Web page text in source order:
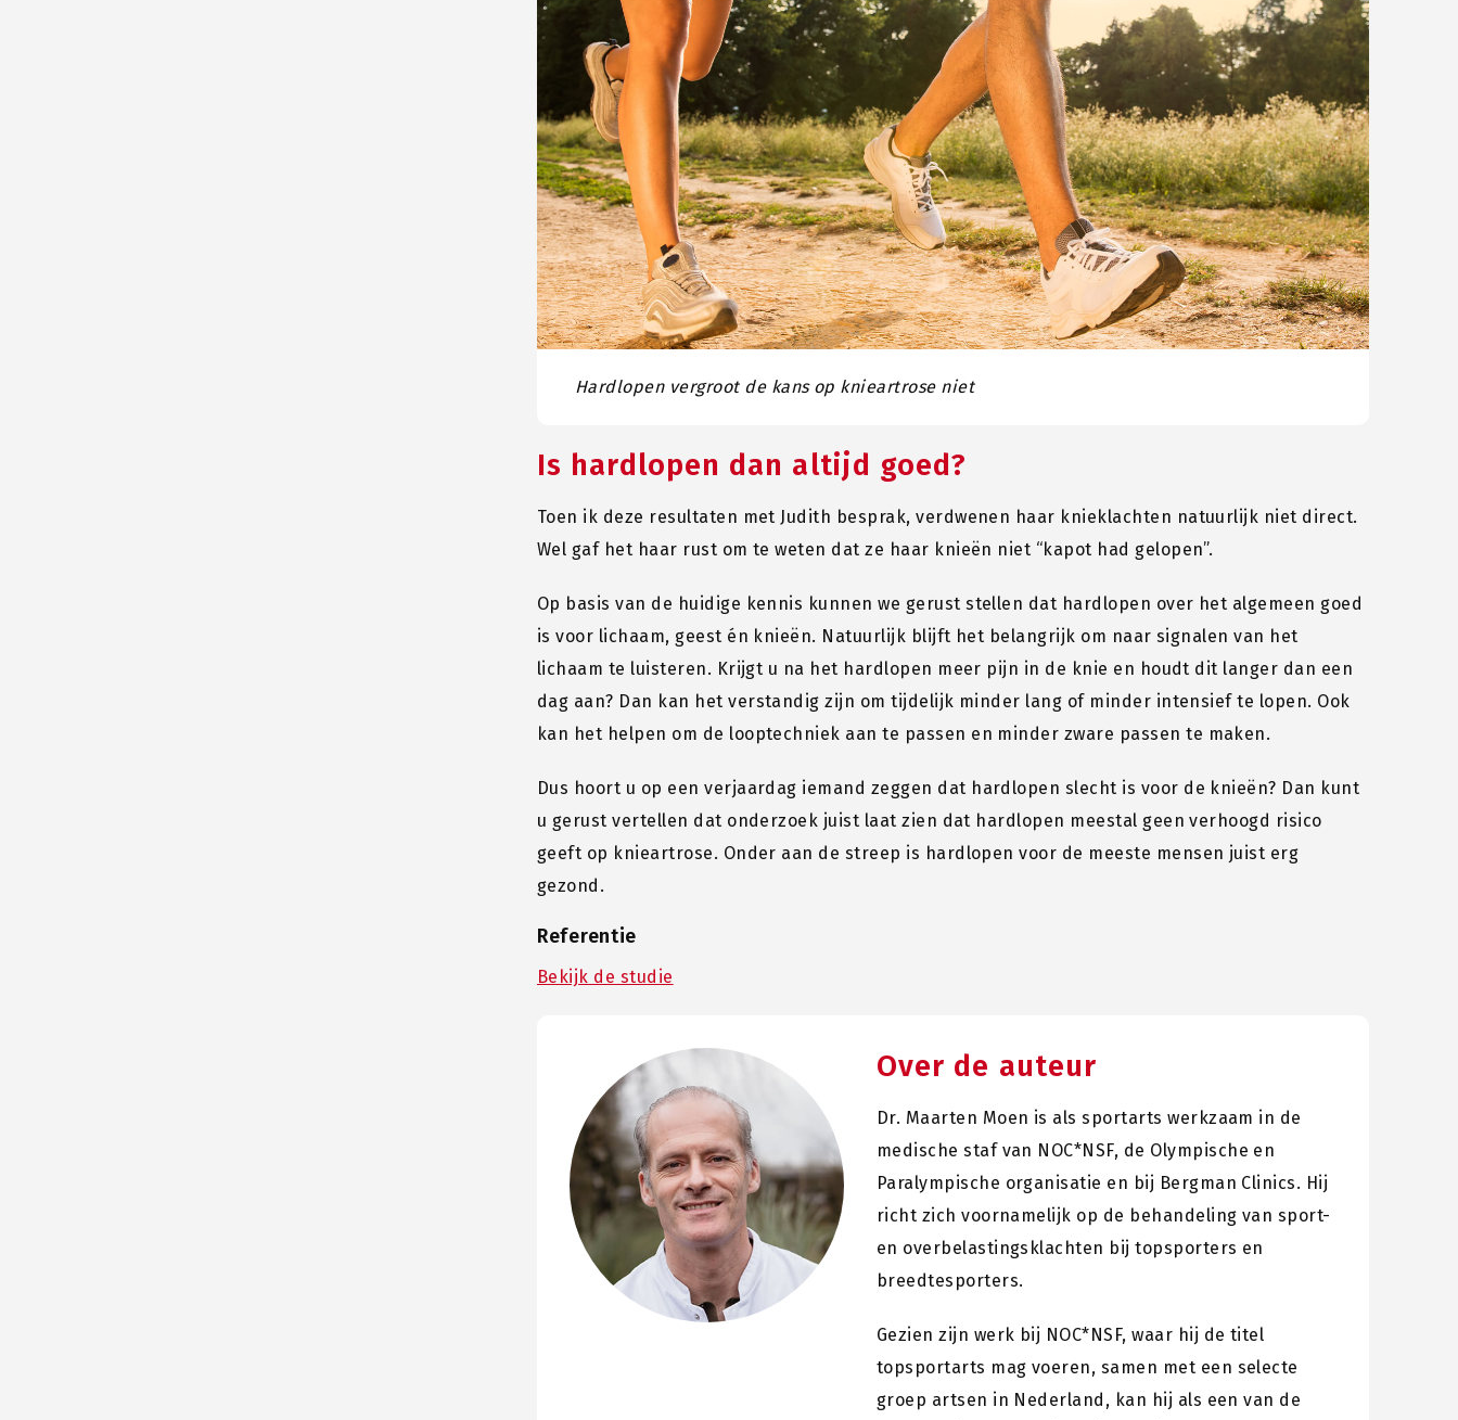
Hardlopen vergroot de kans op knieartrose niet
Is hardlopen dan altijd goed?
Toen ik deze resultaten met Judith besprak, verdwenen haar knieklachten natuurlijk niet direct.
Wel gaf het haar rust om te weten dat ze haar knieën niet “kapot had gelopen”.
Op basis van de huidige kennis kunnen we gerust stellen dat hardlopen over het algemeen goed
is voor lichaam, geest én knieën. Natuurlijk blijft het belangrijk om naar signalen van het
lichaam te luisteren. Krijgt u na het hardlopen meer pijn in de knie en houdt dit langer dan een
dag aan? Dan kan het verstandig zijn om tijdelijk minder lang of minder intensief te lopen. Ook
kan het helpen om de looptechniek aan te passen en minder zware passen te maken.
Dus hoort u op een verjaardag iemand zeggen dat hardlopen slecht is voor de knieën? Dan kunt
u gerust vertellen dat onderzoek juist laat zien dat hardlopen meestal geen verhoogd risico
geeft op knieartrose. Onder aan de streep is hardlopen voor de meeste mensen juist erg
gezond.
Referentie
Bekijk de studie
Over de auteur
Dr. Maarten Moen is als sportarts werkzaam in de
medische staf van NOC*NSF, de Olympische en
Paralympische organisatie en bij Bergman Clinics. Hij
richt zich voornamelijk op de behandeling van sport-
en overbelastingsklachten bij topsporters en
breedtesporters.
Gezien zijn werk bij NOC*NSF, waar hij de titel
topsportarts mag voeren, samen met een selecte
groep artsen in Nederland, kan hij als een van de